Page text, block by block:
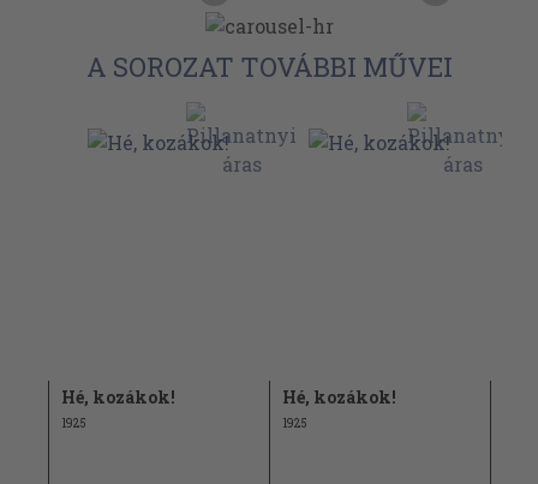
A SOROZAT TOVÁBBI MŰVEI
Hé, kozákok!
1925
Hé, kozákok!
1925